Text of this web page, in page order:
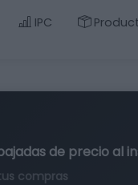
IPC
de precio al
compras